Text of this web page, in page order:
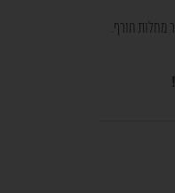
מחלות חורף.